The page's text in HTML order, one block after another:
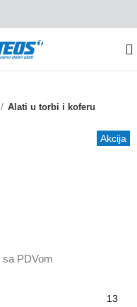
Alati u torbi i koferu
Akcija
sa PDVom
13